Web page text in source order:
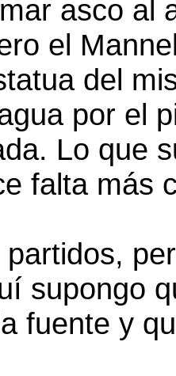
asco al
el
del
por el
Lo que
falta más
partidos,
supongo
fuente y